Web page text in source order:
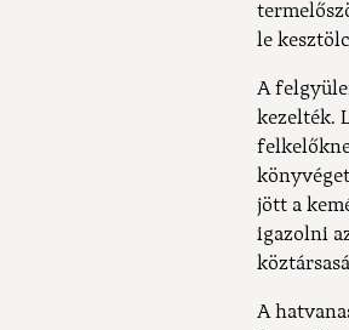
le
A
kezelték.
jött a
igazolni
A